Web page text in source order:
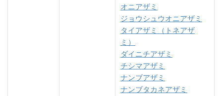
オニアザミ
ジョウシュウオニアザミ
タイアザミ（トネアザ
ミ）
ダイニチアザミ
チシマアザミ
ナンブアザミ
ナンブタカネアザミ